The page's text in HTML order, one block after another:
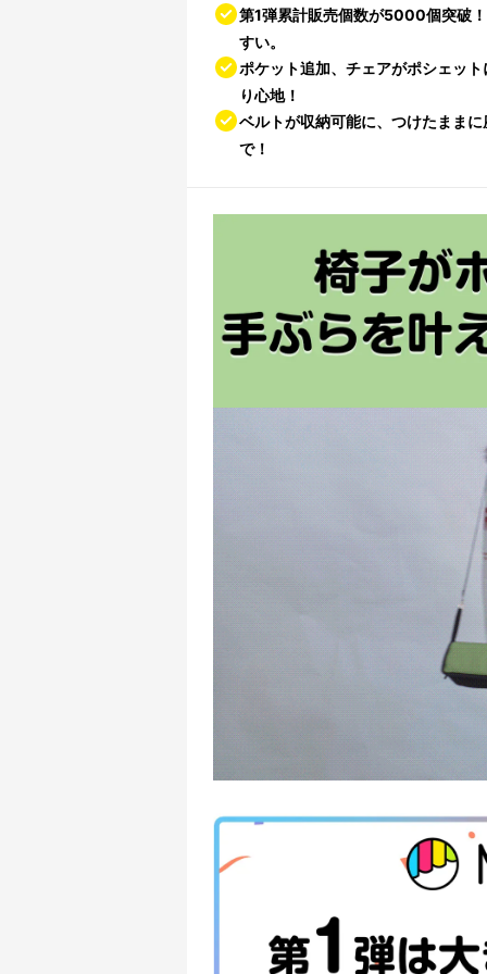
第1弾累計販売個数が5000個突破
すい。
ポケット追加、チェアがポシェッ
り心地！
ベルトが収納可能に、つけたまま
で！